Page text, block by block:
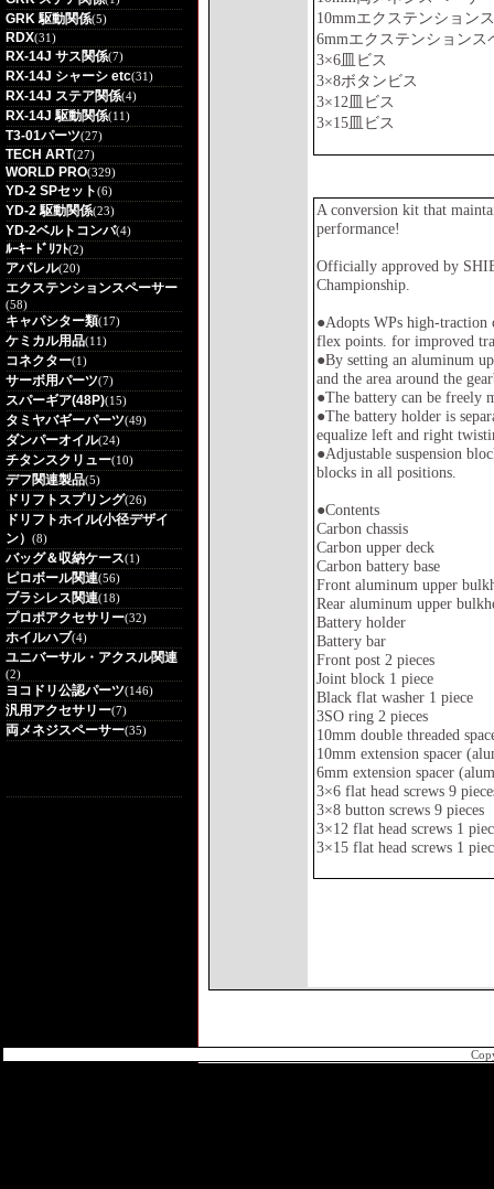
GRK 駆動関係(5)
RDX(31)
RX-14J サス関係(7)
RX-14J シャーシ etc(31)
RX-14J ステア関係(4)
RX-14J 駆動関係(11)
T3-01パーツ(27)
TECH ART(27)
WORLD PRO(329)
YD-2 SPセット(6)
YD-2 駆動関係(23)
YD-2ベルトコンバ(4)
ﾙｰｷｰ ﾄﾞﾘﾌﾄ(2)
アパレル(20)
エクステンションスペーサー
(58)
キャパシター類(17)
ケミカル用品(11)
コネクター(1)
サーボ用パーツ(7)
スパーギア(48P)(15)
タミヤバギーパーツ(49)
ダンパーオイル(24)
チタンスクリュー(10)
デフ関連製品(5)
ドリフトスプリング(26)
ドリフトホイル(小径デザイ
ン） (8)
バッグ＆収納ケース(1)
ピロボール関連(56)
ブラシレス関連(18)
プロポアクセサリー(32)
ホイルハブ(4)
ユニバーサル・アクスル関連
(2)
ヨコドリ公認パーツ(146)
汎用アクセサリー(7)
両メネジスペーサー(35)
10mmエクステンション
6mmエクステンション
3×6皿
3×8ボタ
3×12
3×15
A conversion kit that
performance!
Officially approved by
Championship.
●Adopts WPs high-traction
flex points. for improved
●By setting an aluminum
and the area around the
●The battery can be freely
●The battery holder is
equalize left and right
●Adjustable suspension
blocks in all positions.
●Contents
Carbon chassis
Carbon upper deck
Carbon battery base
Front aluminum upper
Rear aluminum upper
Battery holder
Battery bar
Front post 2 pieces
Joint block 1 piece
Black flat washer 1 piece
3SO ring 2 pieces
10mm double threaded
10mm extension spacer
6mm extension spacer
3×6 flat head screws 9
3×8 button screws 9 pieces
3×12 flat head screws 1
3×15 flat head screws 1